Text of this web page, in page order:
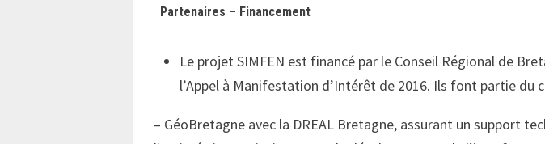
Partenaires – Financement
Le projet SIMFEN est financé par le Conseil Régional de
l’Appel à Manifestation d’Intérêt de 2016. Ils font partie du
– GéoBretagne avec la DREAL Bretagne, assurant un support